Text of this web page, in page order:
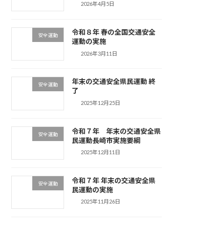
2026年4月5日
安全運動
令和８年 春の全国交通安全
運動の実施
2026年3月11日
安全運動
年末の交通安全県民運動 終
了
2025年12月25日
安全運動
令和７年 年末の交通安全県
民運動長崎市実施要綱
2025年12月11日
安全運動
令和７年 年末の交通安全県
民運動の実施
2025年11月26日